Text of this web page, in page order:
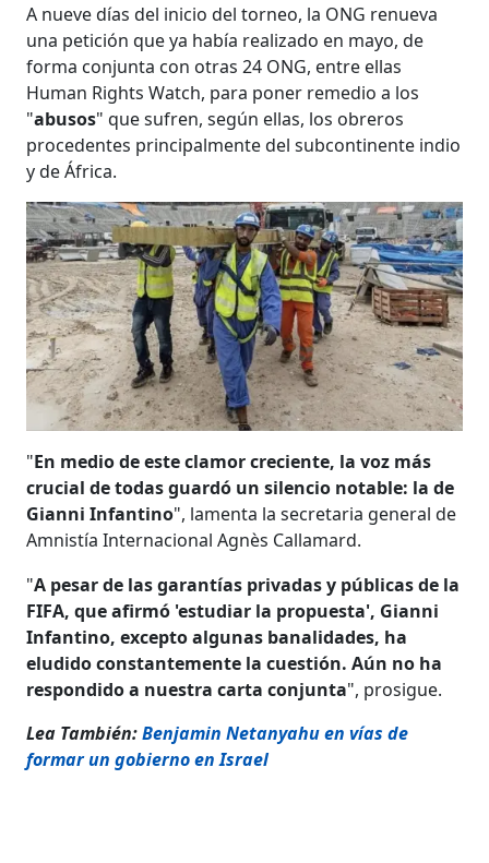
A nueve días del inicio del torneo, la ONG renueva
una petición que ya había realizado en mayo, de
forma conjunta con otras 24 ONG, entre ellas
Human Rights Watch, para poner remedio a los
"abusos" que sufren, según ellas, los obreros
procedentes principalmente del subcontinente indio
y de África.
"En medio de este clamor creciente, la voz más
crucial de todas guardó un silencio notable: la de
Gianni Infantino", lamenta la secretaria general de
Amnistía Internacional Agnès Callamard.
"A pesar de las garantías privadas y públicas de la
FIFA, que afirmó 'estudiar la propuesta', Gianni
Infantino, excepto algunas banalidades, ha
eludido constantemente la cuestión. Aún no ha
respondido a nuestra carta conjunta", prosigue.
Lea También:Benjamin Netanyahu en vías de
formar un gobierno en Israel